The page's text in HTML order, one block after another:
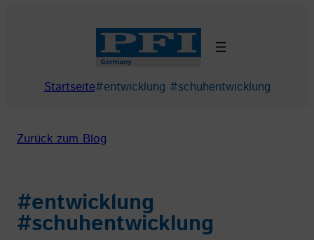
Startseite#entwicklung #schuhentwicklung
Zurück zum Blog
#entwicklung
#schuhentwicklung